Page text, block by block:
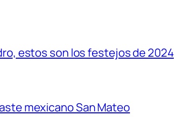
estos son los festejos de 2024
mexicano San Mateo